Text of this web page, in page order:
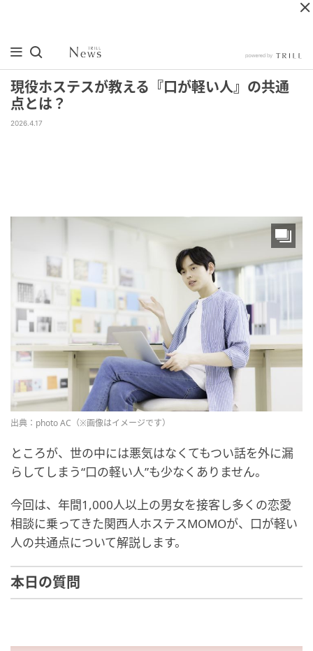
現役ホステスが教える『口が軽い人』の共通
点とは？
2026.4.17
出典：photo AC（※画像はイメージです）
ところが、世の中には悪気はなくてもつい話を外に漏
らしてしまう“口の軽い人”も少なくありません。
今回は、年間1,000人以上の男女を接客し多くの恋愛
相談に乗ってきた関西人ホステスMOMOが、口が軽い
人の共通点について解説します。
本日の質問